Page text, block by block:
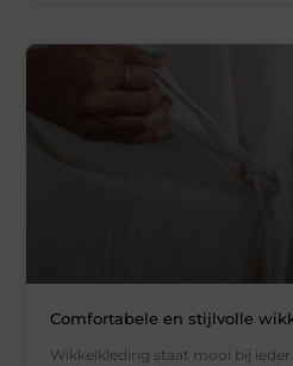
Comfortabele en stijlvolle
Wikkelkleding staat mooi bij